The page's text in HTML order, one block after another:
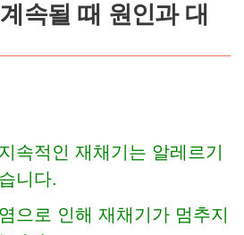
속될 때 원인과 대
속적인 재채기는 알레르기
니다.
으로 인해 재채기가 멈추지